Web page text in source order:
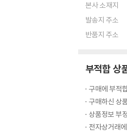
본사 소재지
발송지 주소
반품지 주소
부적합 상
구매에 부적
구매하신 상
상품정보 부
전자상거래